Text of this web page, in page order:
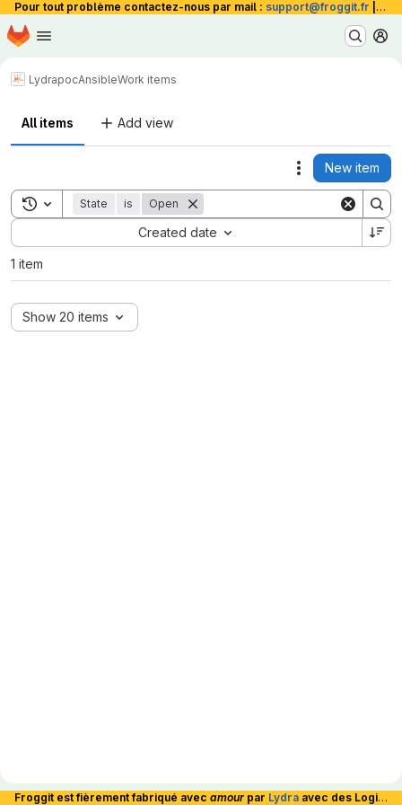
Pour tout problème contactez-nous par mail : support@froggit.fr La
Skip to main content
Homepage
LydrapocAnsibleWork items
All items Add view
Actions
New item
Toggle search history
State is Open
Created date
Sort by:
1 item
Show 20 items
Froggit est fièrement fabriqué avec amour par Lydra avec des Logiciels Libres et hébergé en